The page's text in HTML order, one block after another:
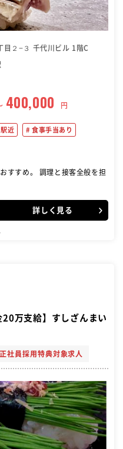
目２−３ 千代川ビル 1階C
400,000 円
駅近 食事手当あり
接客全般を担
詳しく見る
万支給】すしざんまい
正社員採用特典対象求人